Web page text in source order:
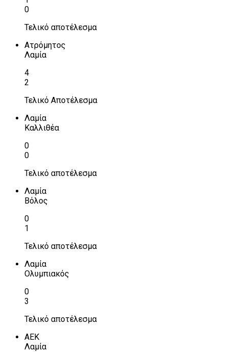
0
Τελικό αποτέλεσμα
Ατρόμητος
Λαμία
4
2
Τελικό Αποτέλεσμα
Λαμία
Καλλιθέα
0
0
Τελικό αποτέλεσμα
Λαμία
Βόλος
0
1
Τελικό αποτέλεσμα
Λαμία
Ολυμπιακός
0
3
Τελικό αποτέλεσμα
ΑΕΚ
Λαμία